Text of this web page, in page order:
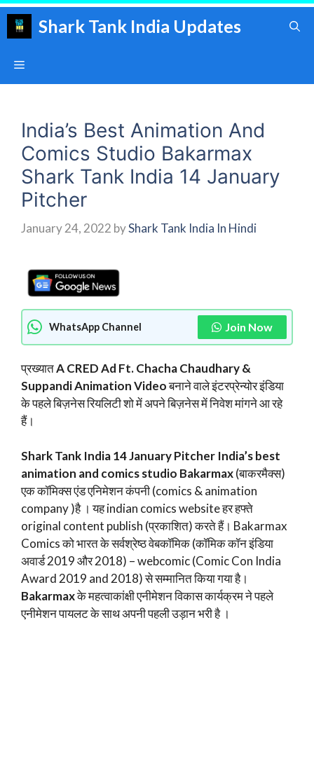
Skip
Shark Tank India Updates
Menu
India’s Best Animation And
Comics Studio Bakarmax
Shark Tank India 14 January
Pitcher
January 24, 2022 byShark Tank India In Hindi
WhatsApp Channel Join Now
प्रख्यातA CRED Ad Ft. Chacha Chaudhary &
Suppandi Animation Videoबनाने वाले इंटरप्रेन्योर इंडिया
के पहले बिज़नेस रियलिटी शो में अपने बिज़नेस में निवेश मांगने आ रहे
हैं।
Shark Tank India 14 January Pitcher India’s best
animation and comics studio Bakarmax(बाकरमैक्स)
एक कॉमिक्स एंड एनिमेशन कंपनी (comics & animation
company )है । यह indian comics website हर हफ्ते
original content publish (प्रकाशित) करते हैं। Bakarmax
Comics को भारत के सर्वश्रेष्ठ वेबकॉमिक (कॉमिक कॉन इंडिया
अवार्ड 2019 और 2018) – webcomic (Comic Con India
Award 2019 and 2018) से सम्मानित किया गया है।
Bakarmaxके महत्वाकांक्षी एनीमेशन विकास कार्यक्रम ने पहले
एनीमेशन पायलट के साथ अपनी पहली उड़ान भरी है ।